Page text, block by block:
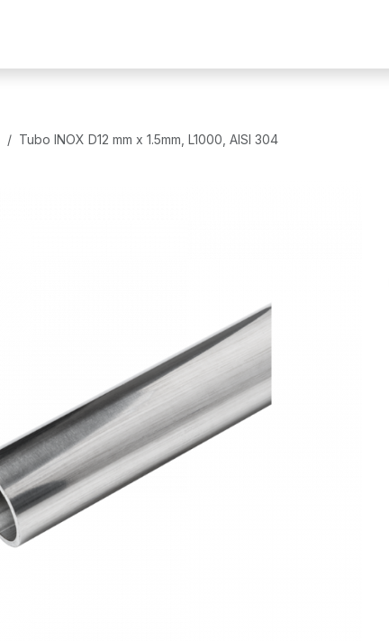
Tubo INOX D12 mm x 1.5mm, L1000, AISI 304